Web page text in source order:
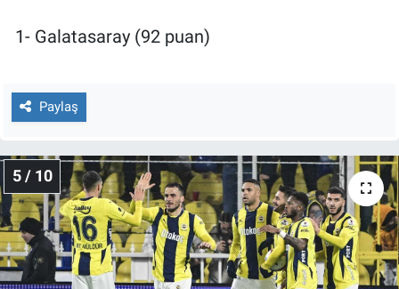
1- Galatasaray (92 puan)
Paylaş
5 / 10